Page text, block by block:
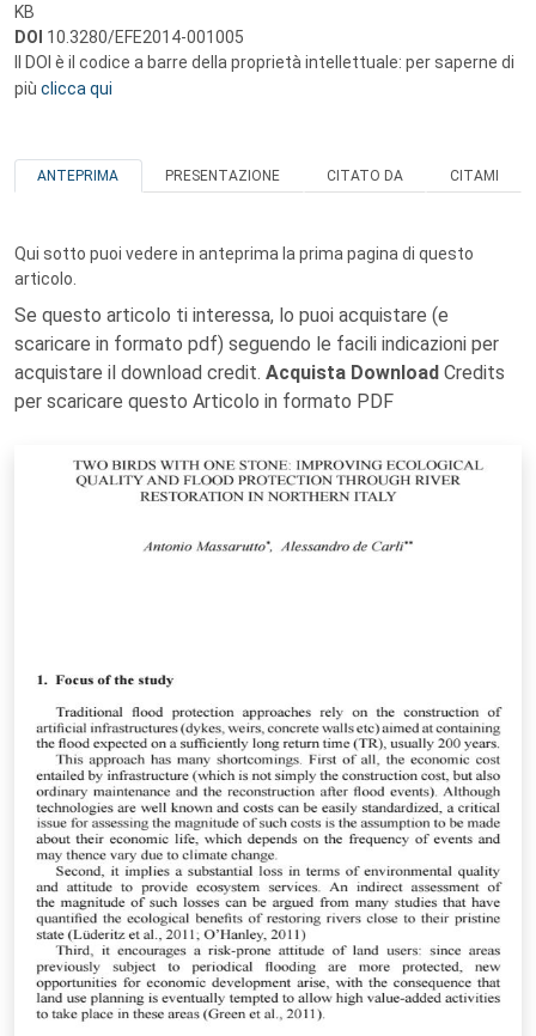
KB
DOI 10.3280/EFE2014-001005
Il DOI è il codice a barre della proprietà intellettuale: per saperne di
più clicca qui
ANTEPRIMA PRESENTAZIONE CITATO DA CITAMI
Qui sotto puoi vedere in anteprima la prima pagina di questo
articolo.
Se questo articolo ti interessa, lo puoi acquistare (e
scaricare in formato pdf) seguendo le facili indicazioni per
acquistare il download credit. Acquista Download Credits
per scaricare questo Articolo in formato PDF